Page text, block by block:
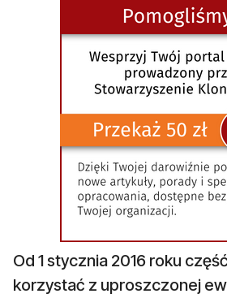
Od 1 stycznia 2016 roku
korzystać z uproszczonej